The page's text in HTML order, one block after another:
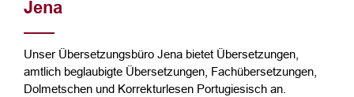
Jena
Unser Übersetzungsbüro Jena bietet Übersetzungen,
amtlich beglaubigte Übersetzungen, Fachübersetzungen,
Dolmetschen und Korrekturlesen Portugiesisch an.